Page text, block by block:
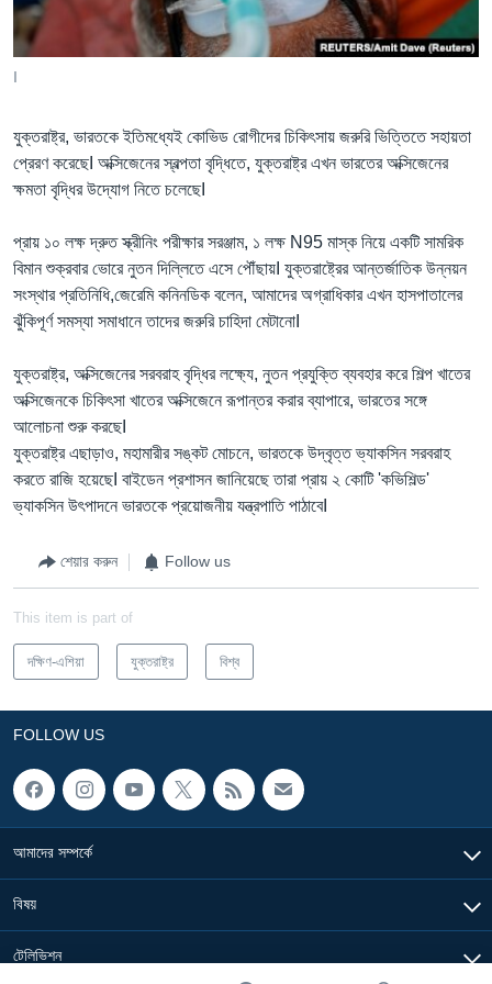
Learning English
অন্য ভাষায় ওয়েব সাইট
I
যুক্তরাষ্ট্র, ভারতকে ইতিমধ্যেই কোভিড রোগীদের চিকিৎসায় জরুরি ভিত্তিতে সহায়তা
প্রেরণ করেছেI অক্সিজেনের স্বল্পতা বৃদ্ধিতে, যুক্তরাষ্ট্র এখন ভারতের অক্সিজেনের
ক্ষমতা বৃদ্ধির উদ্যোগ নিতে চলেছেI
প্রায় ১০ লক্ষ দ্রুত স্ক্রীনিং পরীক্ষার সরঞ্জাম, ১ লক্ষ N95 মাস্ক নিয়ে একটি সামরিক
বিমান শুক্রবার ভোরে নুতন দিল্লিতে এসে পৌঁছায়I যুক্তরাষ্ট্রের আন্তর্জাতিক উন্নয়ন
সংস্থার প্রতিনিধি,জেরেমি কনিনডিক বলেন, আমাদের অগ্রাধিকার এখন হাসপাতালের
ঝুঁকিপূর্ণ সমস্যা সমাধানে তাদের জরুরি চাহিদা মেটানোI
যুক্তরাষ্ট্র, অক্সিজেনের সরবরাহ বৃদ্ধির লক্ষ্যে, নুতন প্রযুক্তি ব্যবহার করে শিল্প খাতের
অক্সিজেনকে চিকিৎসা খাতের অক্সিজেনে রূপান্তর করার ব্যাপারে, ভারতের সঙ্গে
আলোচনা শুরু করছেI
যুক্তরাষ্ট্র এছাড়াও, মহামারীর সঙ্কট মোচনে, ভারতকে উদ্বৃত্ত ভ্যাকসিন সরবরাহ
করতে রাজি হয়েছেI বাইডেন প্রশাসন জানিয়েছে তারা প্রায় ২ কোটি 'কভিশিল্ড'
ভ্যাকসিন উৎপাদনে ভারতকে প্রয়োজনীয় যন্ত্রপাতি পাঠাবেI
শেয়ার করুন Follow us
This item is part of
দক্ষিণ-এশিয়া যুক্তরাষ্ট্র বিশ্ব
FOLLOW US
আমাদের সম্পর্কে
বিষয়
টেলিভিশন